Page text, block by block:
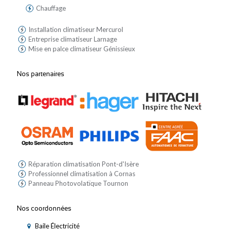
Chauffage
Installation climatiseur Mercurol
Entreprise climatiseur Larnage
Mise en palce climatiseur Génissieux
Nos partenaires
Réparation climatisation Pont-d'Isère
Professionnel climatisation à Cornas
Panneau Photovolatïque Tournon
Nos coordonnées
Baile Électricité